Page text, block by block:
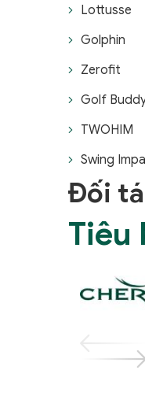
Lottusse
Golphin
Zerofit
Golf
TWOHIM
Swing
Đối
Tiêu